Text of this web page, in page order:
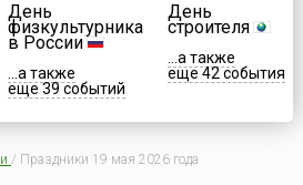
День
физкультурника
в России
...а также
еще 39 событий
День
строителя
...а также
еще 42 события
/ Праздники 19 мая 2026 года